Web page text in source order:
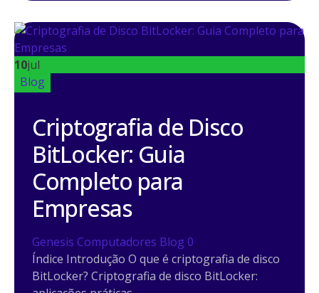
10jul
Blog
Criptografia de Disco
BitLocker: Guia
Completo para
Empresas
Genesis Computadores Blog 0
Índice Introdução O que é criptografia de disco
BitLocker? Criptografia de disco BitLocker: